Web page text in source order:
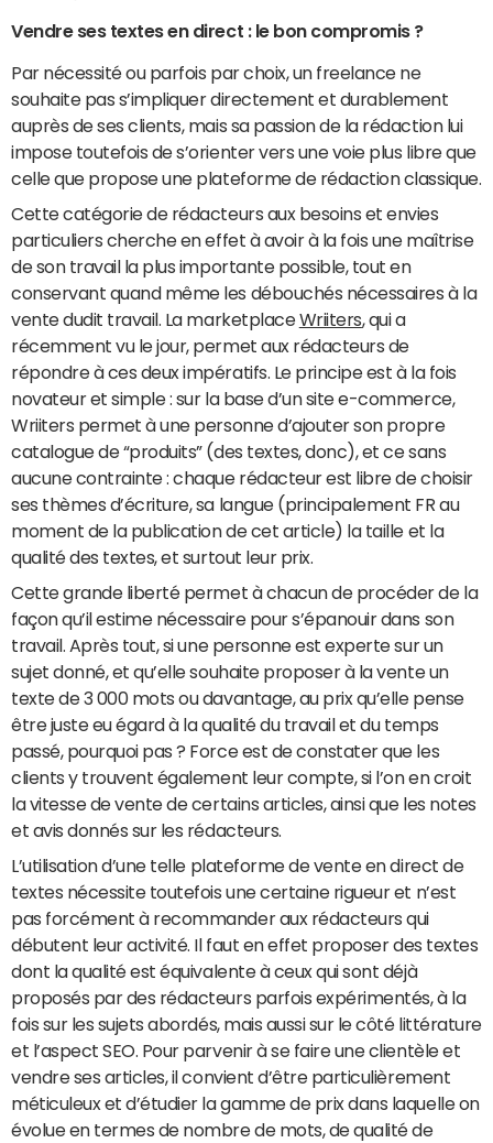
Vendre ses textes en direct : le bon compromis ?
Par nécessité ou parfois par choix, un freelance ne
souhaite pas s’impliquer directement et durablement
auprès de ses clients, mais sa passion de la rédaction lui
impose toutefois de s’orienter vers une voie plus libre que
celle que propose une plateforme de rédaction classique.
Cette catégorie de rédacteurs aux besoins et envies
particuliers cherche en effet à avoir à la fois une maîtrise
de son travail la plus importante possible, tout en
conservant quand même les débouchés nécessaires à la
vente dudit travail. La marketplaceWriiters, qui a
récemment vu le jour, permet aux rédacteurs de
répondre à ces deux impératifs. Le principe est à la fois
novateur et simple : sur la base d’un site e-commerce,
Wriiters permet à une personne d’ajouter son propre
catalogue de “produits” (des textes, donc), et ce sans
aucune contrainte : chaque rédacteur est libre de choisir
ses thèmes d’écriture, sa langue (principalement FR au
moment de la publication de cet article) la taille et la
qualité des textes, et surtout leur prix.
Cette grande liberté permet à chacun de procéder de la
façon qu’il estime nécessaire pour s’épanouir dans son
travail. Après tout, si une personne est experte sur un
sujet donné, et qu’elle souhaite proposer à la vente un
texte de 3 000 mots ou davantage, au prix qu’elle pense
être juste eu égard à la qualité du travail et du temps
passé, pourquoi pas ? Force est de constater que les
clients y trouvent également leur compte, si l’on en croit
la vitesse de vente de certains articles, ainsi que les notes
et avis donnés sur les rédacteurs.
L’utilisation d’une telle plateforme de vente en direct de
textes nécessite toutefois une certaine rigueur et n’est
pas forcément à recommander aux rédacteurs qui
débutent leur activité. Il faut en effet proposer des textes
dont la qualité est équivalente à ceux qui sont déjà
proposés par des rédacteurs parfois expérimentés, à la
fois sur les sujets abordés, mais aussi sur le côté littérature
et l’aspect SEO. Pour parvenir à se faire une clientèle et
vendre ses articles, il convient d’être particulièrement
méticuleux et d’étudier la gamme de prix dans laquelle on
évolue en termes de nombre de mots, de qualité de